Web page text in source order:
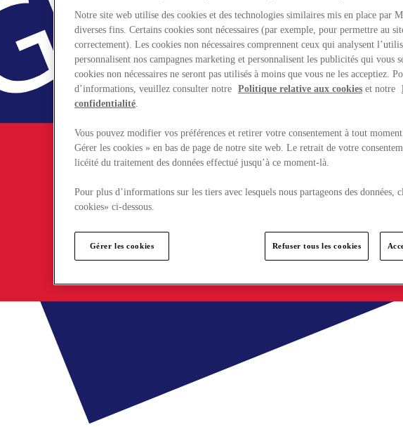
Notre site web utilise des cookies et des technologies similaires mis en place par
diverses fins. Certains cookies sont nécessaires (par exemple, pour permettre au
correctement). Les cookies non nécessaires comprennent ceux qui analysent
personnalisent nos campagnes marketing et personnalisent les publicités qui vous
cookies non nécessaires ne seront pas utilisés à moins que vous ne les acceptiez.
d’informations, veuillez consulter notre Politique relative aux cookies et notre
confidentialité.
Vous pouvez modifier vos préférences et retirer votre consentement à tout
Gérer les cookies » en bas de page de notre site web. Le retrait de votre
licéité du traitement des données effectué jusqu’à ce moment-là.
Pour plus d’informations sur les tiers avec lesquels nous partageons des données,
cookies» ci-dessous.
Gérer les cookies Refuser tous les cookies